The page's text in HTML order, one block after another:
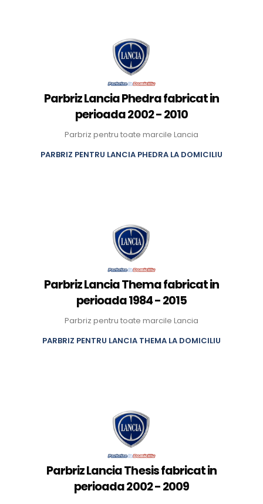
Parbriz Lancia Phedra fabricat in
perioada 2002 - 2010
Parbriz pentru toate marcile Lancia
PARBRIZ PENTRU LANCIA PHEDRA LA DOMICILIU
Parbriz Lancia Thema fabricat in
perioada 1984 - 2015
Parbriz pentru toate marcile Lancia
PARBRIZ PENTRU LANCIA THEMA LA DOMICILIU
Parbriz Lancia Thesis fabricat in
perioada 2002 - 2009